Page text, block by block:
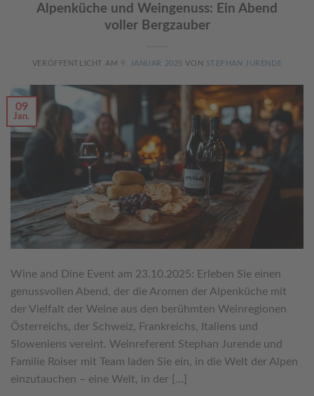
Alpenküche und Weingenuss: Ein Abend
voller Bergzauber
VERÖFFENTLICHT AM 9. JANUAR 2025 VON STEPHAN JURENDE
09
Jan.
Wine and Dine Event am 23.10.2025: Erleben Sie einen
genussvollen Abend, der die Aromen der Alpenküche mit
der Vielfalt der Weine aus den berühmten Weinregionen
Österreichs, der Schweiz, Frankreichs, Italiens und
Sloweniens vereint. Weinreferent Stephan Jurende und
Familie Roiser mit Team laden Sie ein, in die Welt der Alpen
einzutauchen – eine Welt, in der […]